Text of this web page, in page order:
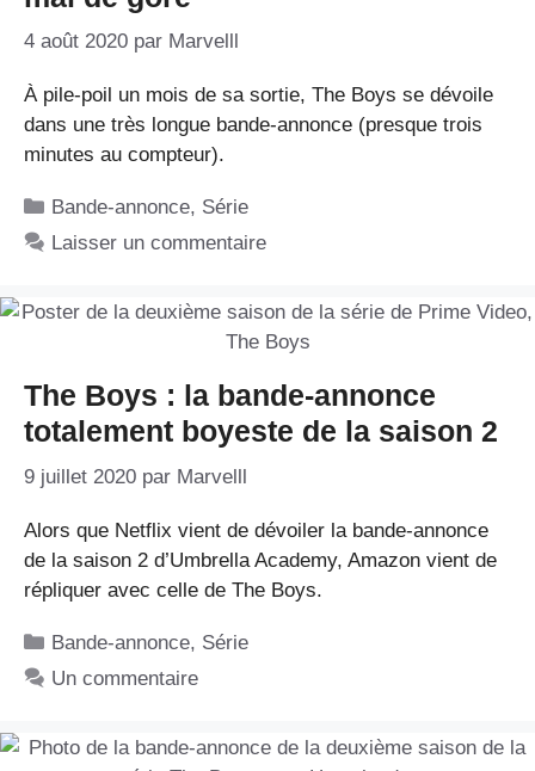
4 août 2020 par Marvelll
À pile-poil un mois de sa sortie, The Boys se dévoile
dans une très longue bande-annonce (presque trois
minutes au compteur).
Catégories
Bande-annonce, Série
Laisser un commentaire
The Boys : la bande-annonce
totalement boyeste de la saison 2
9 juillet 2020 par Marvelll
Alors que Netflix vient de dévoiler la bande-annonce
de la saison 2 d’Umbrella Academy, Amazon vient de
répliquer avec celle de The Boys.
Catégories
Bande-annonce, Série
Un commentaire